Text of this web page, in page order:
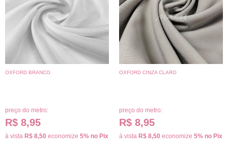
OXFORD BRANCO
preço do metro:
R$ 8,95
à vista R$ 8,50 economize 5% no Pix
OXFORD CINZA CLARO
preço do metro:
R$ 8,95
à vista R$ 8,50 economize 5% no Pix